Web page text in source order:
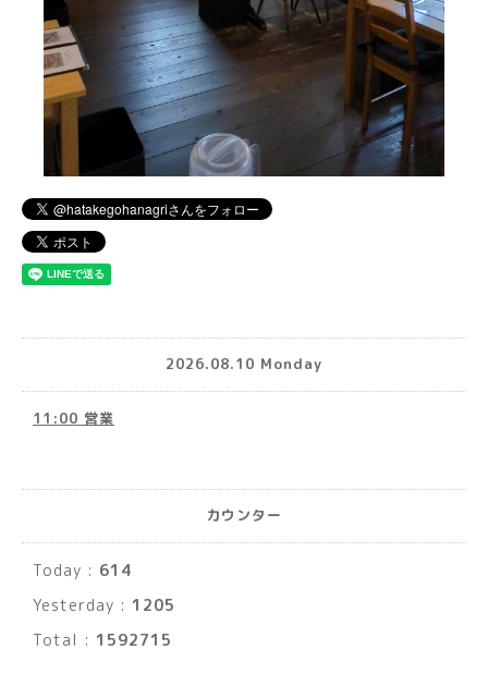
2026.08.10 Monday
11:00 営業
カウンター
Today : 614
Yesterday : 1205
Total : 1592715